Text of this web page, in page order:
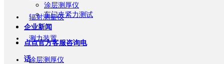
涂层测厚仪
车门夹紧力测试
企业新闻
点点官方客服咨询电
话
辐射测量仪
测力装置
涂层测厚仪